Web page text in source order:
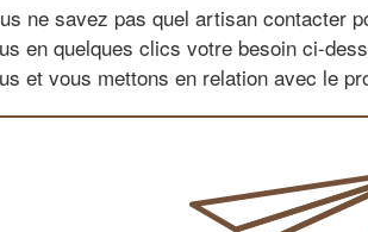
ne savez pas quel artisan contacter
en quelques clics votre besoin ci-
et vous mettons en relation avec le